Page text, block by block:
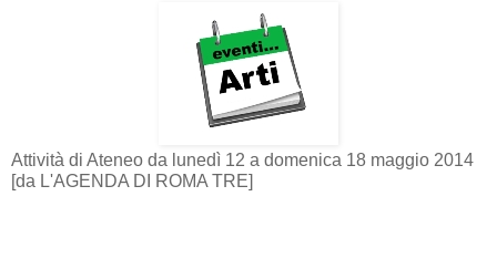
Attività di Ateneo da lunedì 12 a domenica 18 maggio 2014
[da L'AGENDA DI ROMA TRE]